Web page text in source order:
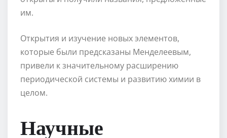
им.
Открытия и изучение новых элементов,
которые были предсказаны Менделеевым,
привели к значительному расширению
периодической системы и развитию химии в
целом.
Научные